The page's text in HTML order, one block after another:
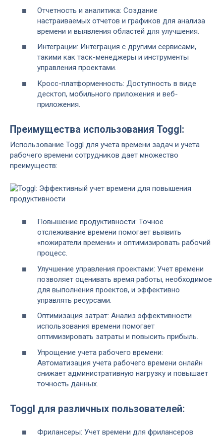
Отчетность и аналитика: Создание
настраиваемых отчетов и графиков для анализа
времени и выявления областей для улучшения.
Интеграции: Интеграция с другими сервисами,
такими как таск-менеджеры и инструменты
управления проектами.
Кросс-платформенность: Доступность в виде
десктоп, мобильного приложения и веб-
приложения.
Преимущества использования Toggl:
Использование Toggl для учета времени задач и учета
рабочего времени сотрудников дает множество
преимуществ:
Повышение продуктивности: Точное
отслеживание времени помогает выявить
«пожиратели времени» и оптимизировать рабочий
процесс.
Улучшение управления проектами: Учет времени
позволяет оценивать время работы, необходимое
для выполнения проектов, и эффективно
управлять ресурсами.
Оптимизация затрат: Анализ эффективности
использования времени помогает
оптимизировать затраты и повысить прибыль.
Упрощение учета рабочего времени:
Автоматизация учета рабочего времени онлайн
снижает административную нагрузку и повышает
точность данных.
Toggl для различных пользователей:
Фрилансеры: Учет времени для фрилансеров